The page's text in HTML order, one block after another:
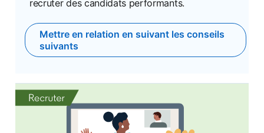
recruter des candidats performants.
Mettre en relation en suivant les conseils
suivants